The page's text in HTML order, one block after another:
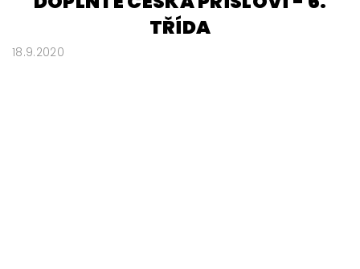
TŘÍDA
18.9.2020